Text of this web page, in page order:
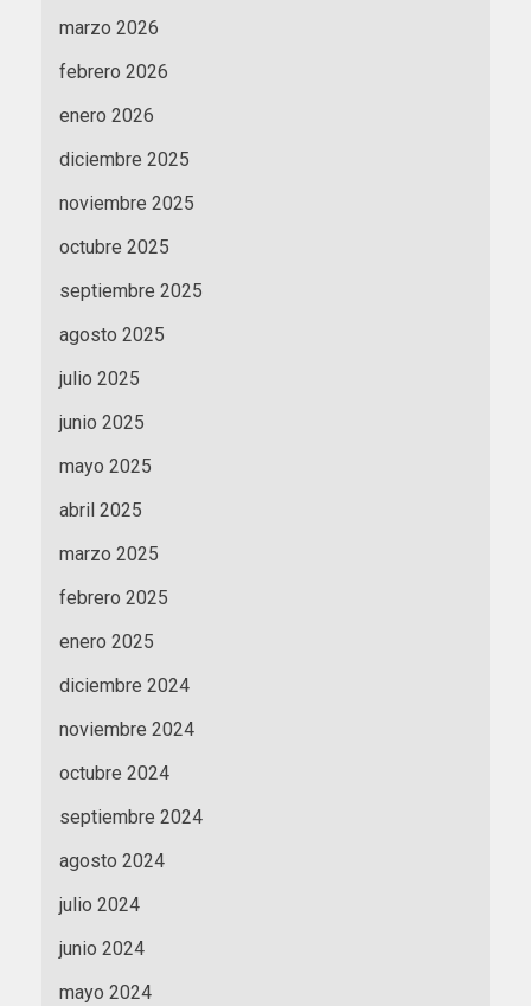
marzo 2026
febrero 2026
enero 2026
diciembre 2025
noviembre 2025
octubre 2025
septiembre 2025
agosto 2025
julio 2025
junio 2025
mayo 2025
abril 2025
marzo 2025
febrero 2025
enero 2025
diciembre 2024
noviembre 2024
octubre 2024
septiembre 2024
agosto 2024
julio 2024
junio 2024
mayo 2024